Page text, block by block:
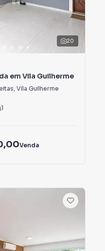
20
em Vila Guilherme
, Vila Guilherme
1
Venda